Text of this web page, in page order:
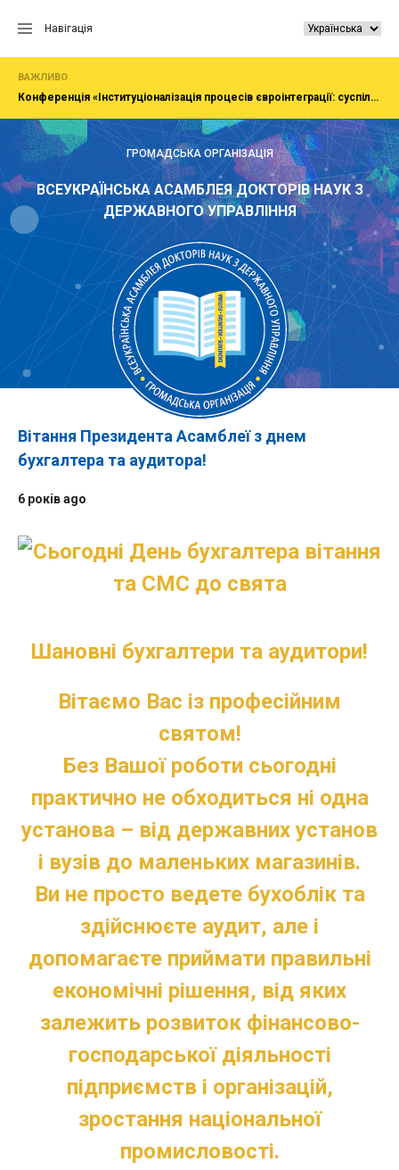
Навігація
ВАЖЛИВО
Конференція «Інституціоналізація процесів євроінтеграції: суспільство, економіка, адміністрування»
ГРОМАДСЬКА ОРГАНІЗАЦІЯ
ВСЕУКРАЇНСЬКА АСАМБЛЕЯ ДОКТОРІВ НАУК З
ДЕРЖАВНОГО УПРАВЛІННЯ
Вітання Президента Асамблеї з днем
бухгалтера та аудитора!
6 років ago
Шановні бухгалтери та аудитори!
Вітаємо Вас із професійним
святом!
Без Вашої роботи сьогодні
практично не обходиться ні одна
установа – від державних установ
і вузів до маленьких магазинів.
Ви не просто ведете бухоблік та
здійснюєте аудит, але і
допомагаєте приймати правильні
економічні рішення, від яких
залежить розвиток фінансово-
господарської діяльності
підприємств і організацій,
зростання національної
промисловості.